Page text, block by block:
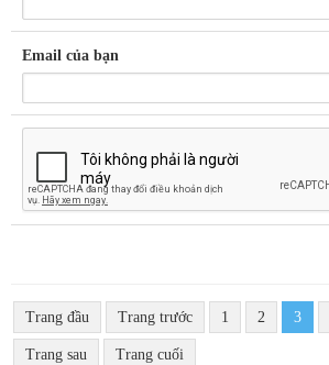
Email của bạn
Trang đầu Trang trước 1 2 3
Trang sau Trang cuối